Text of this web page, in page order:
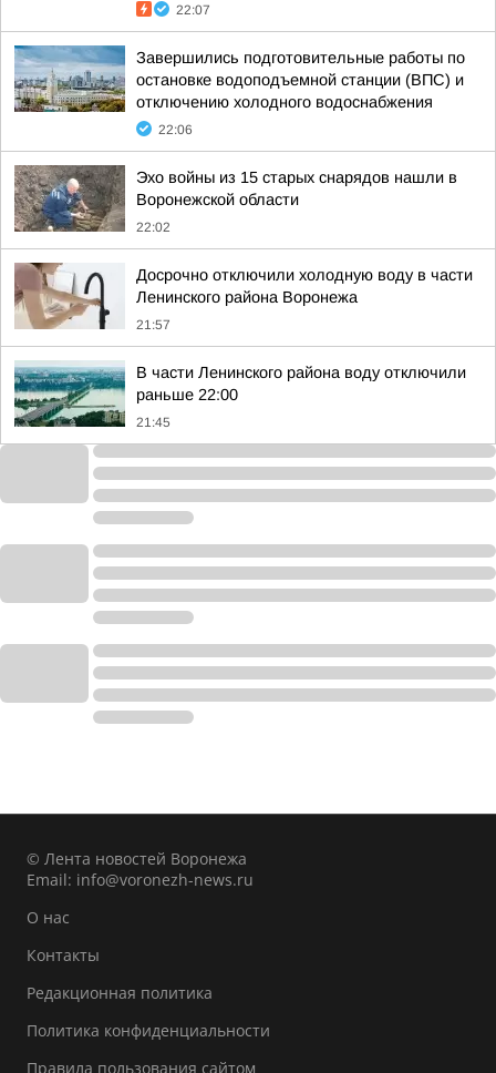
22:07
Завершились подготовительные работы по
остановке водоподъемной станции (ВПС) и
отключению холодного водоснабжения
22:06
Эхо войны из 15 старых снарядов нашли в
Воронежской области
22:02
Досрочно отключили холодную воду в части
Ленинского района Воронежа
21:57
В части Ленинского района воду отключили
раньше 22:00
21:45
© Лента новостей Воронежа
Email: info@voronezh-news.ru
О нас
Контакты
Редакционная политика
Политика конфиденциальности
Правила пользования сайтом